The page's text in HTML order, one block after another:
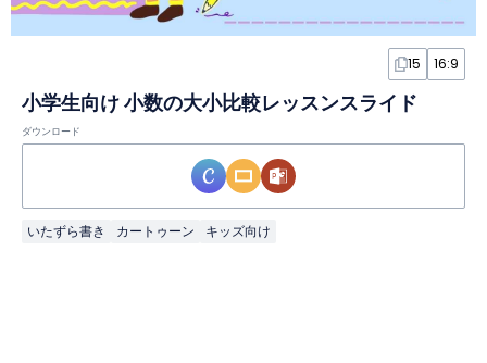
15 16:9
小学生向け 小数の大小比較レッスンスライド
ダウンロード
いたずら書き カートゥーン キッズ向け